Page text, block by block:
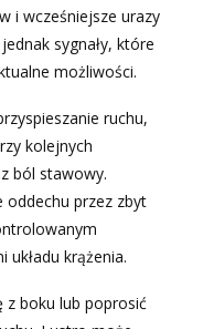
i wcześniejsze urazy
sygnały, które
możliwości.
ruchu,
kolejnych
ból stawowy.
przez zbyt
układu krążenia.
z boku lub poprosić